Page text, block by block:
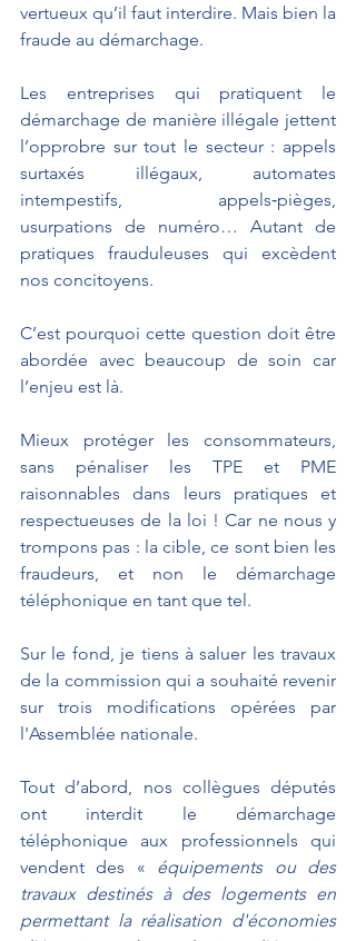
vertueux qu’il faut interdire. Mais bien la
fraude au démarchage.
Les entreprises qui pratiquent le
démarchage de manière illégale jettent
l’opprobre sur tout le secteur : appels
surtaxés illégaux, automates
intempestifs, appels‑pièges,
usurpations de numéro… Autant de
pratiques frauduleuses qui excèdent
nos concitoyens.
C’est pourquoi cette question doit être
abordée avec beaucoup de soin car
l’enjeu est là.
Mieux protéger les consommateurs,
sans pénaliser les TPE et PME
raisonnables dans leurs pratiques et
respectueuses de la loi ! Car ne nous y
trompons pas : la cible, ce sont bien les
fraudeurs, et non le démarchage
téléphonique en tant que tel.
Sur le fond, je tiens à saluer les travaux
de la commission qui a souhaité revenir
sur trois modifications opérées par
l'Assemblée nationale.
Tout d’abord, nos collègues députés
ont interdit le démarchage
téléphonique aux professionnels qui
vendent des « équipements ou des
travaux destinés à des logements en
permettant la réalisation d'économies